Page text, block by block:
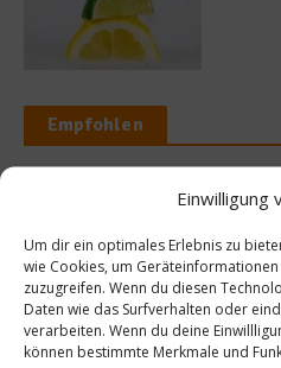
Einwilligung
Um dir ein optimales Erlebnis zu
wie Cookies, um
zuzugreifen. Wenn du diesen
Daten wie das Surfverhalten oder
verarbeiten. Wenn du deine
können bestimmte Merkmale und
Empfohlen
wollen
den Läden